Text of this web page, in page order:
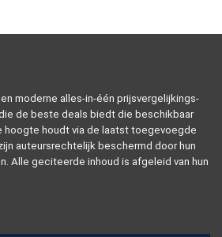
moderne alles-in-één prijsvergelijkings-
de beste deals biedt die beschikbaar
hoogte houdt via de laatst toegevoegde
auteursrechtelijk beschermd door hun
Alle geciteerde inhoud is afgeleid van hun